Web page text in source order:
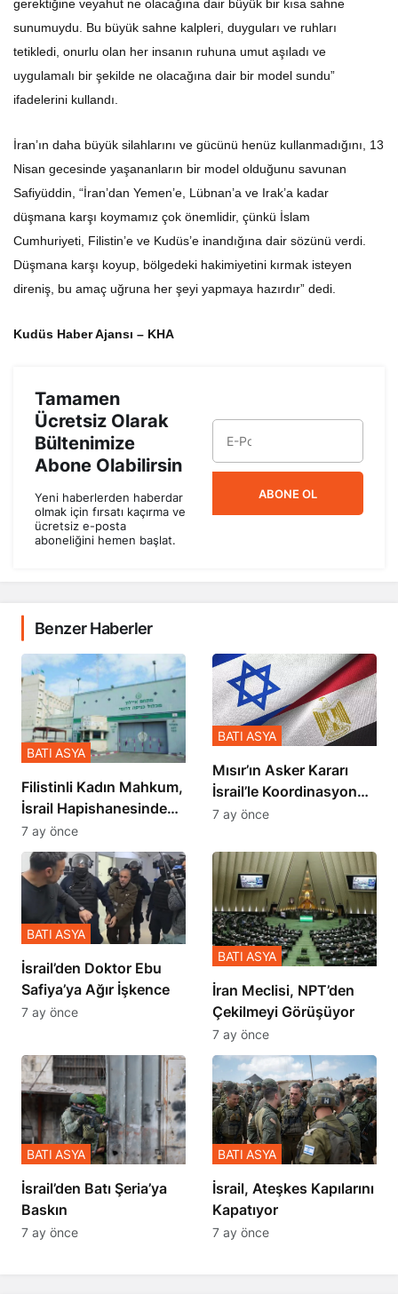
gerektiğine veyahut ne olacağına dair büyük bir kısa sahne
sunumuydu. Bu büyük sahne kalpleri, duyguları ve ruhları
tetikledi, onurlu olan her insanın ruhuna umut aşıladı ve
uygulamalı bir şekilde ne olacağına dair bir model sundu”
ifadelerini kullandı.
İran’ın daha büyük silahlarını ve gücünü henüz kullanmadığını, 13
Nisan gecesinde yaşananların bir model olduğunu savunan
Safiyüddin, “İran’dan Yemen’e, Lübnan’a ve Irak’a kadar
düşmana karşı koymamız çok önemlidir, çünkü İslam
Cumhuriyeti, Filistin’e ve Kudüs’e inandığına dair sözünü verdi.
Düşmana karşı koyup, bölgedeki hakimiyetini kırmak isteyen
direniş, bu amaç uğruna her şeyi yapmaya hazırdır” dedi.
Kudüs Haber Ajansı – KHA
Tamamen
Ücretsiz Olarak
Bültenimize
Abone Olabilirsin
Yeni haberlerden haberdar
olmak için fırsatı kaçırma ve
ücretsiz e-posta
aboneliğini hemen başlat.
ABONE OL
Benzer Haberler
Filistinli Kadın Mahkum,
İsrail Hapishanesindeki
Zulmü Anlattı
BATI ASYA
7 ay önce
Mısır’ın Asker Kararı
İsrail’le Koordinasyon
İçinde Gerçekleşmiş
BATI ASYA
7 ay önce
İsrail’den Doktor Ebu
Safiya’ya Ağır İşkence
BATI ASYA
7 ay önce
İran Meclisi, NPT’den
Çekilmeyi Görüşüyor
BATI ASYA
7 ay önce
​​​​​​​İsrail’den Batı Şeria’ya
Baskın
BATI ASYA
7 ay önce
İsrail, Ateşkes Kapılarını
Kapatıyor
BATI ASYA
7 ay önce